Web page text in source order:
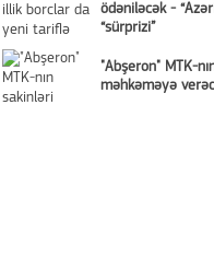
ödəniləcək -
“sürprizi”
"Abşeron" MTK-
məhkəməyə